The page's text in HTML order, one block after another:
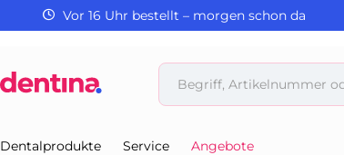
Vor 16 Uhr bestellt – morgen schon da
Dentalprodukte Service Angebote